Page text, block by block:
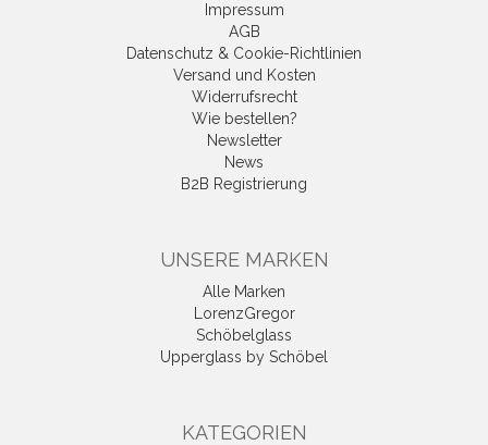
Impressum
AGB
Datenschutz & Cookie-Richtlinien
Versand und Kosten
Widerrufsrecht
Wie bestellen?
Newsletter
News
B2B Registrierung
UNSERE MARKEN
Alle Marken
LorenzGregor
Schöbelglass
Upperglass by Schöbel
KATEGORIEN